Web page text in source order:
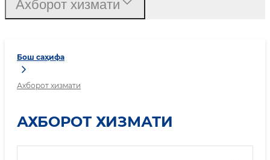
Бош саҳифа
Ахборот хизмати
АХБОРОТ ХИЗМАТИ
Ахборот хизмати